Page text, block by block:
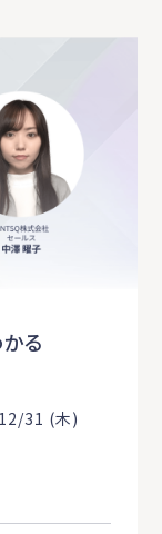
る
31 (木)